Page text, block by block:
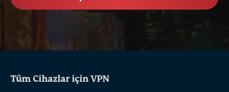
Tüm Cihazlar için VPN